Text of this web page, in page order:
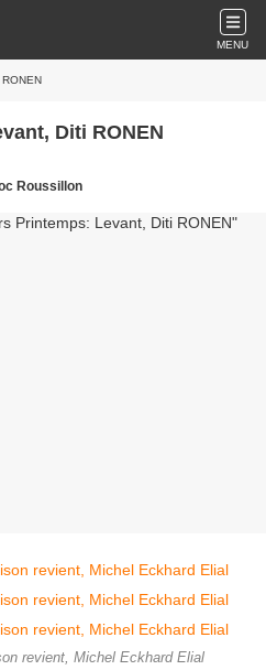
MENU
Diti RONEN
Roussillon
revient, Michel Eckhard Elial